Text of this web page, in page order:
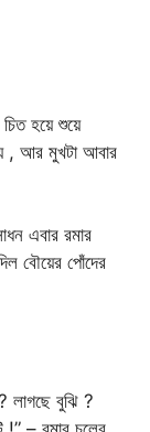
হয়ে শুয়ে
, আর মুখটা আবার
এবার রমার
বৌয়ের পোঁদের
লাগছে বুঝি ?